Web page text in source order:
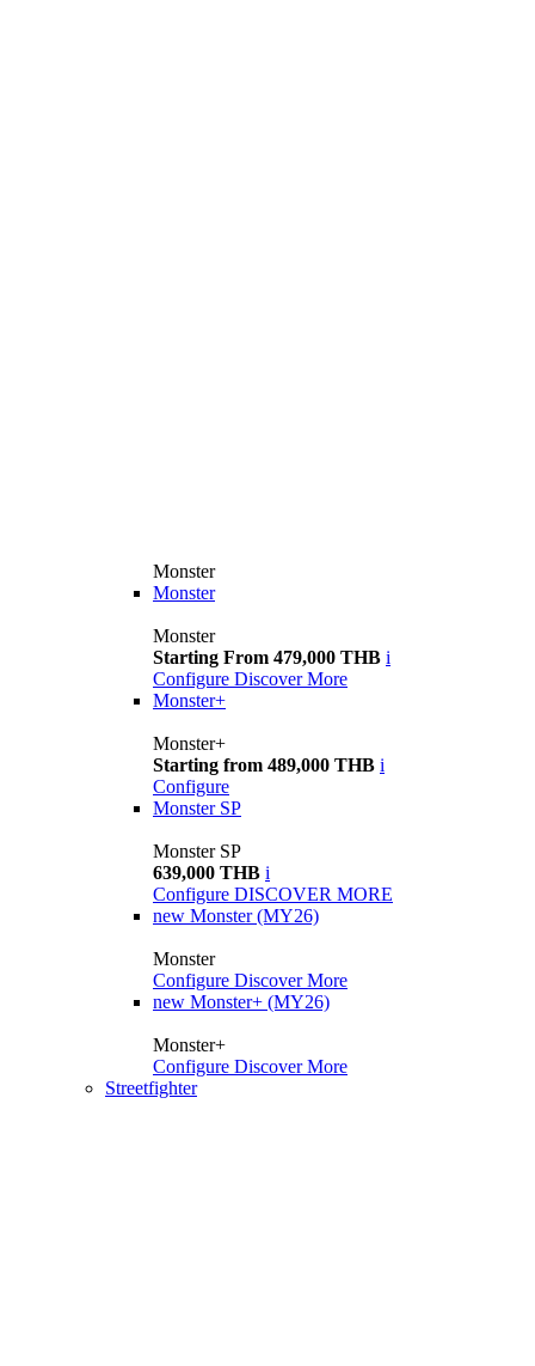
Monster
Monster
Monster
Starting From 479,000 THB i
Configure Discover More
Monster+
Monster+
Starting from 489,000 THB i
Configure
Monster SP
Monster SP
639,000 THB i
Configure DISCOVER MORE
new Monster (MY26)
Monster
Configure Discover More
new Monster+ (MY26)
Monster+
Configure Discover More
Streetfighter